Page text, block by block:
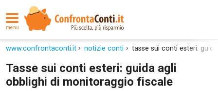
menu
www.confrontaconti.it notizie conti tasse sui conti esteri:
Tasse sui conti esteri: guida agli
obblighi di monitoraggio fiscale